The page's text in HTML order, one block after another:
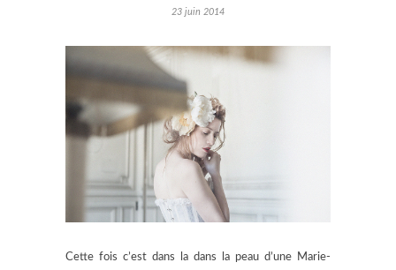
23 juin 2014
Cette fois c’est dans la dans la peau d’une Marie-